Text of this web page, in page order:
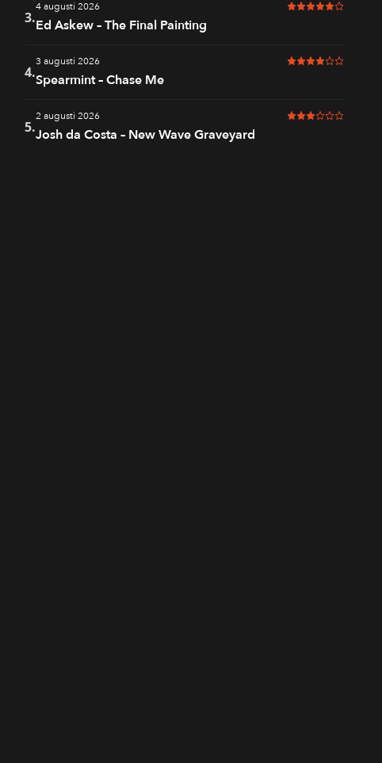
3.
4 augusti 2026 5 av 6 i betyg
Ed Askew – The Final Painting
4.
3 augusti 2026 4 av 6 i betyg
Spearmint – Chase Me
5.
2 augusti 2026 3 av 6 i betyg
Josh da Costa – New Wave Graveyard